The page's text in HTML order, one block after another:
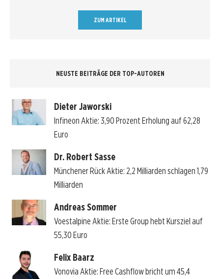
ZUM ARTIKEL
NEUSTE BEITRÄGE DER TOP-AUTOREN
Dieter Jaworski
Infineon Aktie: 3,90 Prozent Erholung auf 62,28
Euro
Dr. Robert Sasse
Münchener Rück Aktie: 2,2 Milliarden schlagen 1,79
Milliarden
Andreas Sommer
Voestalpine Aktie: Erste Group hebt Kursziel auf
55,30 Euro
Felix Baarz
Vonovia Aktie: Free Cashflow bricht um 45,4